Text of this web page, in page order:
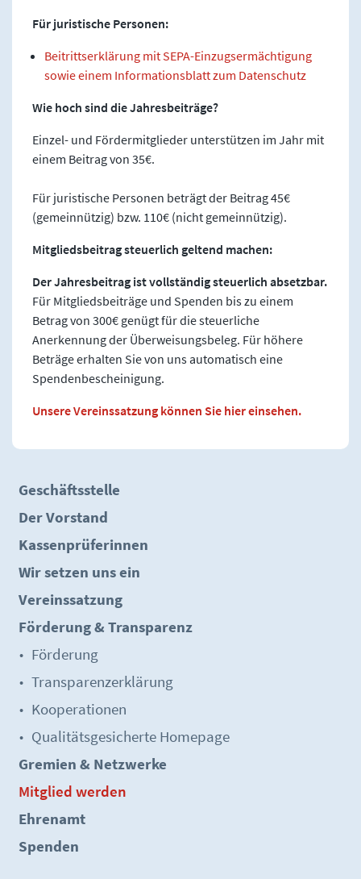
Für juristische Personen:
Beitrittserklärung mit SEPA-Einzugsermächtigung
sowie einem Informationsblatt zum Datenschutz
Wie hoch sind die Jahresbeiträge?
Einzel- und Fördermitglieder unterstützen im Jahr mit
einem Beitrag von 35€.
Für juristische Personen beträgt der Beitrag 45€
(gemeinnützig) bzw. 110€ (nicht gemeinnützig).
Mitgliedsbeitrag steuerlich geltend machen:
Der Jahresbeitrag ist vollständig steuerlich absetzbar.
Für Mitgliedsbeiträge und Spenden bis zu einem
Betrag von 300€ genügt für die steuerliche
Anerkennung der Überweisungsbeleg. Für höhere
Beträge erhalten Sie von uns automatisch eine
Spendenbescheinigung.
Unsere Vereinssatzung können Sie hier einsehen.
Geschäftsstelle
Der Vorstand
Kassenprüferinnen
Wir setzen uns ein
Vereinssatzung
Förderung & Transparenz
Förderung
Transparenzerklärung
Kooperationen
Qualitätsgesicherte Homepage
Gremien & Netzwerke
Mitglied werden
Ehrenamt
Spenden